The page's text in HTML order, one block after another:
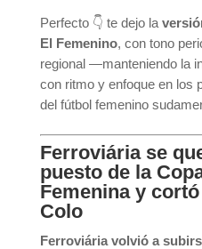
Perfecto 👇 te dejo la
El Femenino, con tono
regional —manteniendo la
con ritmo y enfoque en los
del fútbol femenino
Ferroviária se
puesto de la
Femenina y
Colo
Ferroviária volvió a